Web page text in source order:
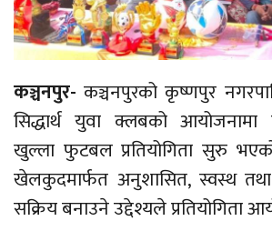
कञ्चनपुर- कञ्चनपुरकोकृष्णपुर
सिद्धार्थ युवा क्लबको आयोजनामा
खुल्ला फुटबल प्रतियोगिता सुरु
खेलकुदमार्फत अनुशासित, स्वस्थ
सक्रिय बनाउने उद्देश्यले प्रतियोगिता